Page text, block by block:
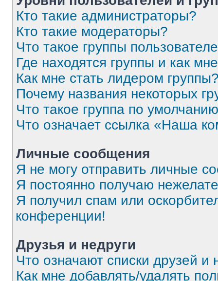
Кто такие администраторы?
Кто такие модераторы?
Что такое группы
Где находятся группы и как
Как мне стать лидером
Почему названия некоторых
Что такое группа по
Что означает ссылка «Наша
Личные сообщения
Я не могу отправить личные
Я постоянно получаю
Я получил спам или
конференции!
Друзья и недруги
Что означают списки друзей и
Как мне добавлять/удалять